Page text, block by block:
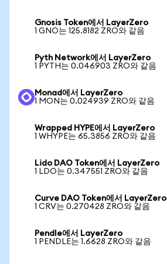
Gnosis Token에서 LayerZero
1 GNO는 125.8182 ZRO와 같음
Pyth Network에서 LayerZero
1 PYTH는 0.046903 ZRO와 같음
Monad에서 LayerZero
1 MON는 0.024939 ZRO와 같음
Wrapped HYPE에서 LayerZero
1 WHYPE는 65.3856 ZRO와 같음
Lido DAO Token에서 LayerZero
1 LDO는 0.347551 ZRO와 같음
Curve DAO Token에서 LayerZero
1 CRV는 0.270428 ZRO와 같음
Pendle에서 LayerZero
1 PENDLE는 1.6628 ZRO와 같음